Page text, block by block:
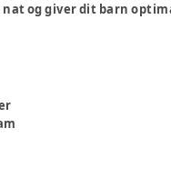
nat og giver dit barn